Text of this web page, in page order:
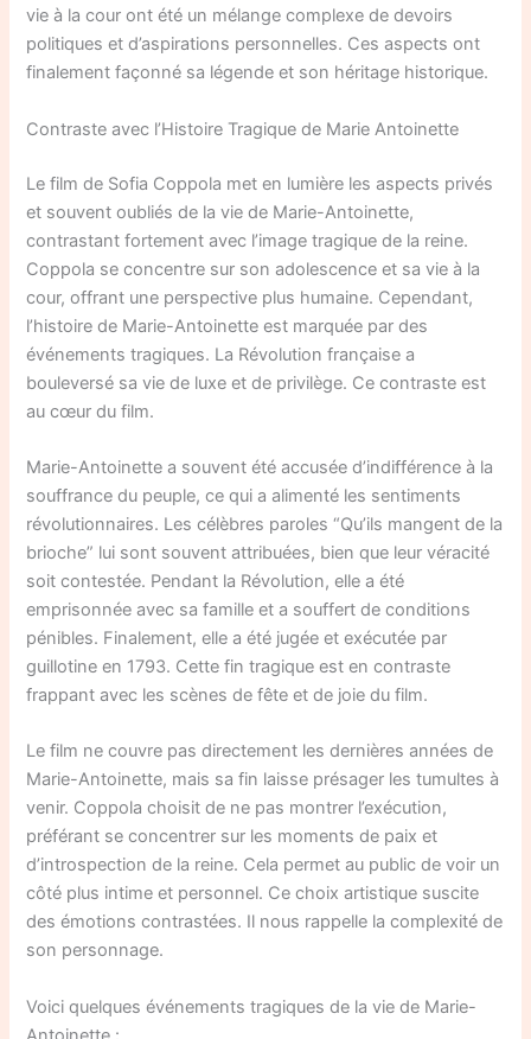
vie à la cour ont été un mélange complexe de devoirs
politiques et d’aspirations personnelles. Ces aspects ont
finalement façonné sa légende et son héritage historique.
Contraste avec l’Histoire Tragique de Marie Antoinette
Le film de Sofia Coppola met en lumière les aspects privés
et souvent oubliés de la vie de Marie-Antoinette,
contrastant fortement avec l’image tragique de la reine.
Coppola se concentre sur son adolescence et sa vie à la
cour, offrant une perspective plus humaine. Cependant,
l’histoire de Marie-Antoinette est marquée par des
événements tragiques. La Révolution française a
bouleversé sa vie de luxe et de privilège. Ce contraste est
au cœur du film.
Marie-Antoinette a souvent été accusée d’indifférence à la
souffrance du peuple, ce qui a alimenté les sentiments
révolutionnaires. Les célèbres paroles “Qu’ils mangent de la
brioche” lui sont souvent attribuées, bien que leur véracité
soit contestée. Pendant la Révolution, elle a été
emprisonnée avec sa famille et a souffert de conditions
pénibles. Finalement, elle a été jugée et exécutée par
guillotine en 1793. Cette fin tragique est en contraste
frappant avec les scènes de fête et de joie du film.
Le film ne couvre pas directement les dernières années de
Marie-Antoinette, mais sa fin laisse présager les tumultes à
venir. Coppola choisit de ne pas montrer l’exécution,
préférant se concentrer sur les moments de paix et
d’introspection de la reine. Cela permet au public de voir un
côté plus intime et personnel. Ce choix artistique suscite
des émotions contrastées. Il nous rappelle la complexité de
son personnage.
Voici quelques événements tragiques de la vie de Marie-